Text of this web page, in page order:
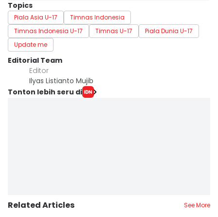
Topics
Piala Asia U-17
Timnas Indonesia
Timnas Indonesia U-17
Timnas U-17
Piala Dunia U-17
Update me
Editorial Team
Editor
Ilyas Listianto Mujib
Tonton lebih seru di
Related Articles See More